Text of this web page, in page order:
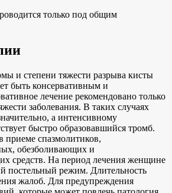
только под общим
и степени тяжести разрыва кисты
быть консервативным и
лечение рекомендовано только
заболевания. В таких случаях
а интенсивному
быстро образовавшийся тромб.
приеме спазмолитиков,
обезболивающих и
средств. На период лечения женщине
постельный режим. Длительность
жалоб. Для предупреждения